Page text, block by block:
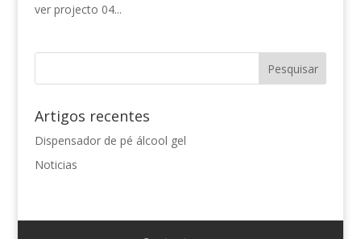
ver projecto 04...
Artigos recentes
Dispensador de pé álcool gel
Noticias